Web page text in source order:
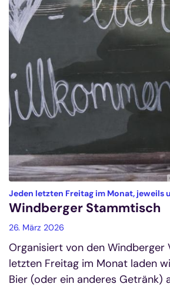
Jeden letzten Freitag im Monat, jeweils
Windberger Stammtisch
26. März 2026
Organisiert von den Windberger
letzten Freitag im Monat laden
Bier (oder ein anderes Getränk)